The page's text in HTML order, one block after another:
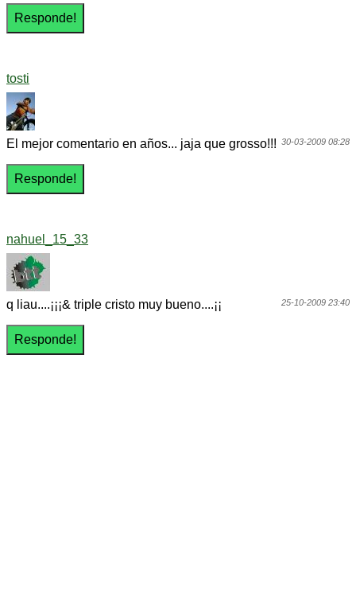
tosti
30-03-2009 08:28
El mejor comentario en años... jaja que grosso!!!
nahuel_15_33
25-10-2009 23:40
q liau....¡¡¡& triple cristo muy bueno....¡¡